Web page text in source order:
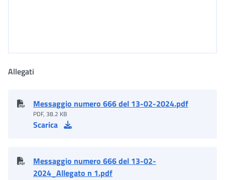
Allegati
Messaggio numero 666 del 13-02-2024.pdf
PDF, 38.2 KB
Scarica
Messaggio numero 666 del 13-02-
2024_Allegato n 1.pdf